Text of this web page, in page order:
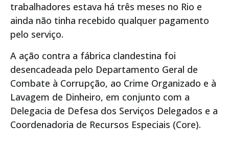
trabalhadores estava há três meses no Rio e
ainda não tinha recebido qualquer pagamento
pelo serviço.
A ação contra a fábrica clandestina foi
desencadeada pelo Departamento Geral de
Combate à Corrupção, ao Crime Organizado e à
Lavagem de Dinheiro, em conjunto com a
Delegacia de Defesa dos Serviços Delegados e a
Coordenadoria de Recursos Especiais (Core).